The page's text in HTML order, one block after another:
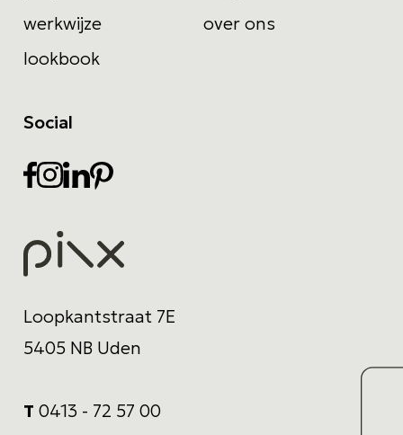
Loopkantstraat 7E
5405 NB Uden
T 0413 - 72 57 00
werkwijze
over ons
lookbook
Social